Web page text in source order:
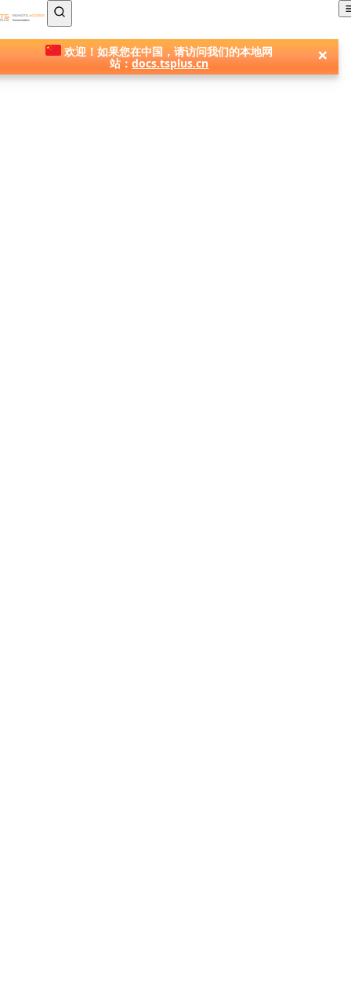
TSplus 文档 ®
欢迎！如果您在中国，请访问我们的本地网
站：docs.tsplus.cn ×